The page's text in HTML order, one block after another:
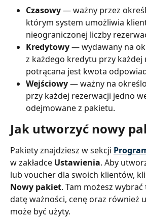
Czasowy — ważny przez
którym system umożliwia
nieograniczonej liczby
Kredytowy — wydawany na
z każdego kredytu przy każdej
potrącana jest kwota
Wejściowy — ważny na
przy każdej rezerwacji jedno
odejmowane z pakietu.
Jak utworzyć nowy
Pakiety znajdziesz w sekcji
w zakładce Ustawienia. Aby
lub voucher dla swoich klientów,
Nowy pakiet. Tam możesz
datę ważności, cenę oraz również
może być użyty.